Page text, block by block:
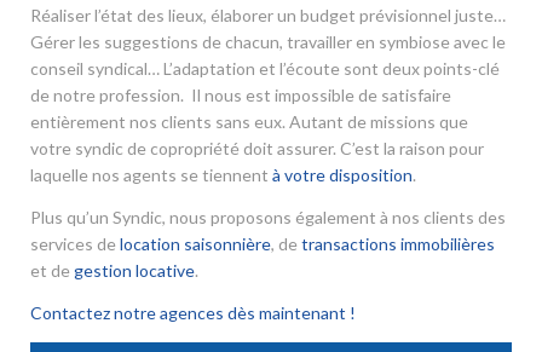
Réaliser l’état des lieux, élaborer un budget prévisionnel juste…
Gérer les suggestions de chacun, travailler en symbiose avec le
conseil syndical… L’adaptation et l’écoute sont deux points-clé
de notre profession. Il nous est impossible de satisfaire
entièrement nos clients sans eux. Autant de missions que
votre syndic de copropriété doit assurer. C’est la raison pour
laquelle nos agents se tiennent à votre disposition.
Plus qu’un Syndic, nous proposons également à nos clients des
services de location saisonnière, de transactions immobilières
et de gestion locative.
Contactez notre agences dès maintenant !